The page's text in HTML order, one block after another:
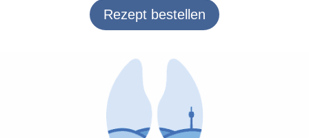
Rezept bestellen